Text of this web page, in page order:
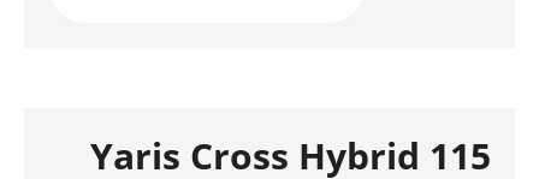
Yaris Cross Hybrid 115